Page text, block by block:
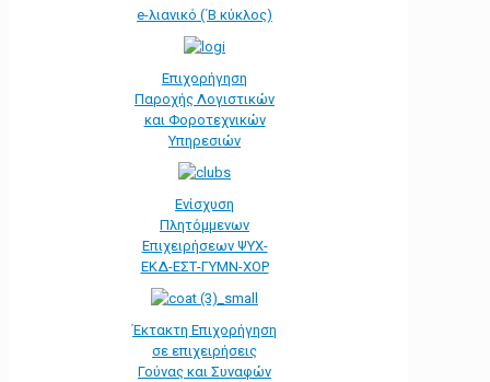
e-λιανικό (΄Β κύκλος)
Επιχορήγηση
Παροχής Λογιστικών
και Φοροτεχνικών
Υπηρεσιών
Ενίσχυση
Πλητόμμενων
Επιχειρήσεων ΨΥΧ-
ΕΚΔ-ΕΣΤ-ΓΥΜΝ-ΧΟΡ
Έκτακτη Επιχορήγηση
σε επιχειρήσεις
Γούνας και Συναφών